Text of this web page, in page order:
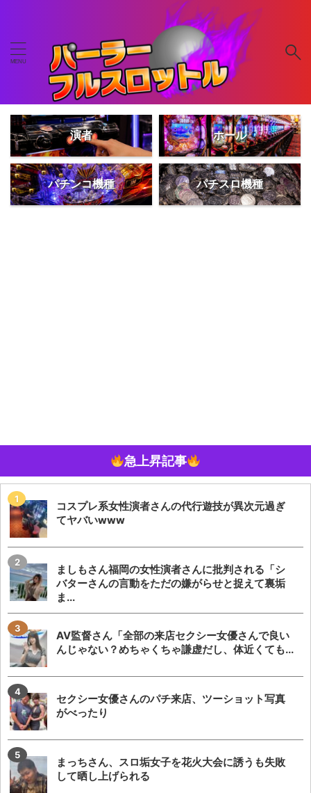
演者 ホール
パチンコ機種 パチスロ機種
急上昇記事
コスプレ系女性演者さんの代行遊技が異次元過ぎ
てヤバいwww
ましもさん福岡の女性演者さんに批判される「シ
バターさんの言動をただの嫌がらせと捉えて裏垢
ま...
AV監督さん「全部の来店セクシー女優さんで良い
んじゃない？めちゃくちゃ謙虚だし、体近くても...
セクシー女優さんのパチ来店、ツーショット写真
がべったり
まっちさん、スロ垢女子を花火大会に誘うも失敗
して晒し上げられる